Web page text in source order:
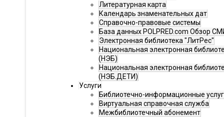
Литературная карта
Календарь знаменательных дат
Справочно-правовые системы
База данных POLPRED.com Обзор
Электронная библиотека "ЛитРес"
Национальная электронная
(НЭБ)
Национальная электронная
(НЭБ.ДЕТИ)
Услуги
Библиотечно-информационные
Виртуальная справочная служба
Межбиблиотечный абонемент